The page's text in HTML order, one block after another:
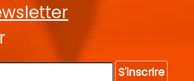
S'inscrire